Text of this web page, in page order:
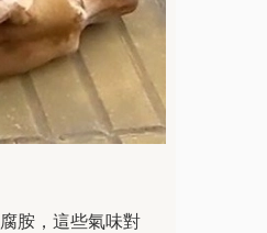
胺，這些氣味對